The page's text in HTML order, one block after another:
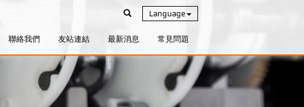
Language
聯絡我們 友站連結 最新消息 常見問題